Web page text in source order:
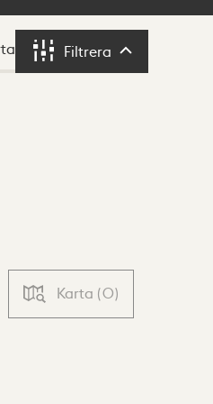
Filtrera Filtrera
Karta (0)